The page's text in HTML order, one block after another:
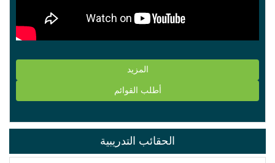
المزيد
أطلب القوائم
الحقائب التدريبية